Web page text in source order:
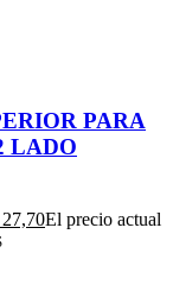
PARA
LADO
27,70El precio actual